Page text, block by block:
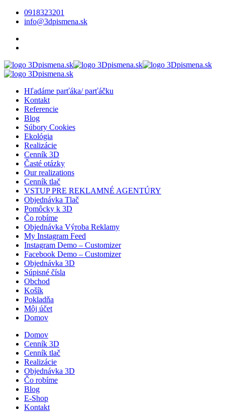
0918323201
info@3dpismena.sk
Hľadáme parťáka/ parťáčku
Kontakt
Referencie
Blog
Súbory Cookies
Ekológia
Realizácie
Cenník 3D
Časté otázky
Our realizations
Cenník tlač
VSTUP PRE REKLAMNÉ AGENTÚRY
Objednávka Tlač
Pomôcky k 3D
Čo robíme
Objednávka Výroba Reklamy
My Instagram Feed
Instagram Demo – Customizer
Facebook Demo – Customizer
Objednávka 3D
Súpisné čísla
Obchod
Košík
Pokladňa
Môj účet
Domov
Domov
Cenník 3D
Cenník tlač
Realizácie
Objednávka 3D
Čo robíme
Blog
E-Shop
Kontakt